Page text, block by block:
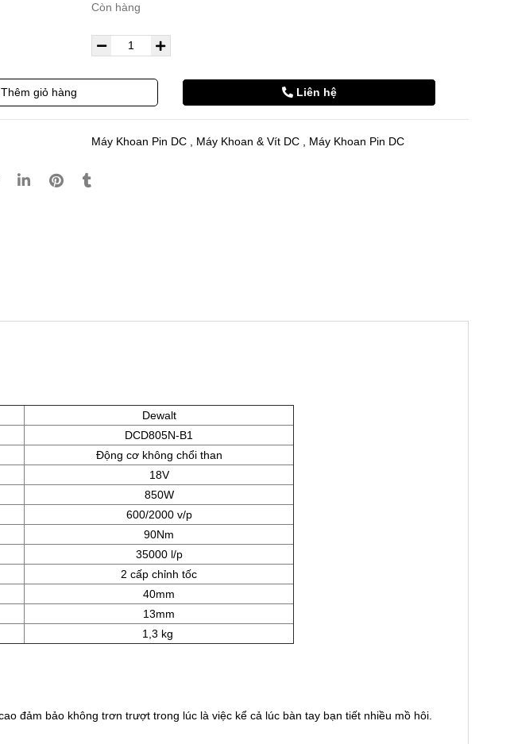
Còn hàng
Thêm giỏ hàng Liên hệ
Máy Khoan Pin DC Máy Khoan & Vít DC Máy Khoan Pin DC
Dewalt
DCD805N-B1
Động cơ không chổi than
18V
850W
600/2000 v/p
90Nm
35000 l/p
2 cấp chỉnh tốc
40mm
13mm
1,3 kg
đảm bảo không trơn trượt trong lúc là việc kể cả lúc bàn tay bạn tiết nhiều mồ hôi.